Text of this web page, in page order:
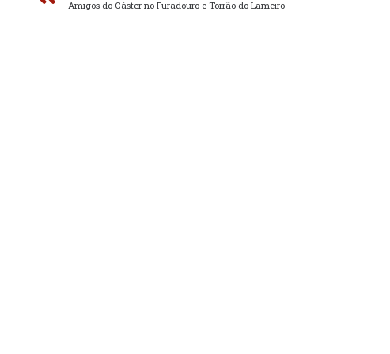
Amigos do Cáster no Furadouro e Torrão do Lameiro